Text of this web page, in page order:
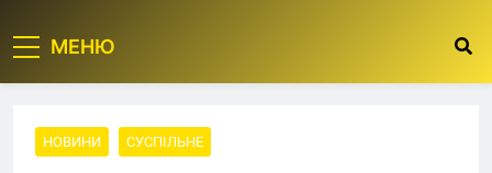
МЕНЮ
НОВИНИ СУСПІЛЬНЕ